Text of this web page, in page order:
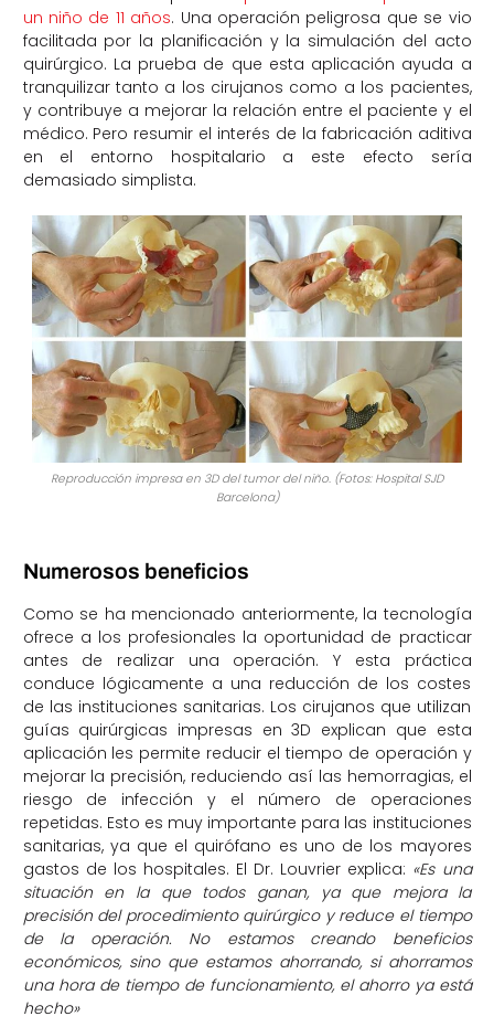
un niño de 11 años. Una operación peligrosa que se vio
facilitada por la planificación y la simulación del acto
quirúrgico. La prueba de que esta aplicación ayuda a
tranquilizar tanto a los cirujanos como a los pacientes,
y contribuye a mejorar la relación entre el paciente y el
médico. Pero resumir el interés de la fabricación aditiva
en el entorno hospitalario a este efecto sería
demasiado simplista.
Reproducción impresa en 3D del tumor del niño. (Fotos: Hospital SJD
Barcelona)
Numerosos beneficios
Como se ha mencionado anteriormente, la tecnología
ofrece a los profesionales la oportunidad de practicar
antes de realizar una operación. Y esta práctica
conduce lógicamente a una reducción de los costes
de las instituciones sanitarias. Los cirujanos que utilizan
guías quirúrgicas impresas en 3D explican que esta
aplicación les permite reducir el tiempo de operación y
mejorar la precisión, reduciendo así las hemorragias, el
riesgo de infección y el número de operaciones
repetidas. Esto es muy importante para las instituciones
sanitarias, ya que el quirófano es uno de los mayores
gastos de los hospitales. El Dr. Louvrier explica: «Es una
situación en la que todos ganan, ya que mejora la
precisión del procedimiento quirúrgico y reduce el tiempo
de la operación. No estamos creando beneficios
económicos, sino que estamos ahorrando, si ahorramos
una hora de tiempo de funcionamiento, el ahorro ya está
hecho»